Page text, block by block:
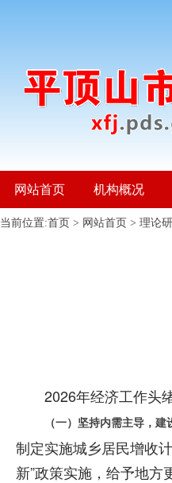
网站首页 机构概况
当前位置:首页 > 网站首页 > 理论
2026年经济工作头
（一）坚持内需主导，建
制定实施城乡居民增收
新”政策实施，给予地